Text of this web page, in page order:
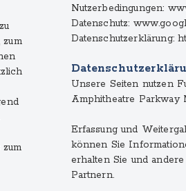
Nutzerbedingungen:
Datenschutz:
Datenschutzerklärung:
Unsere Seiten nutzen
Amphitheatre Parkway
Erfassung und
können Sie
erhalten Sie und
Partnern.